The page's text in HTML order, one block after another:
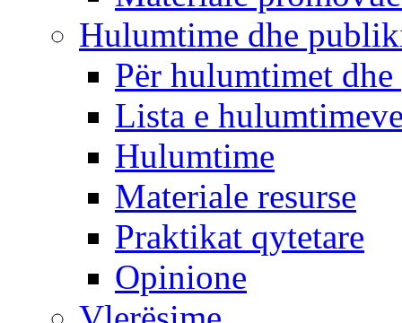
Hulumtime dhe
Për hulumtimet
Lista e
Hulumtime
Materiale resurse
Praktikat qytetare
Opinione